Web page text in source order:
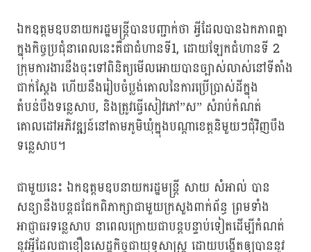
ឯកឧត្តមឧបនាយករដ្ឋមន្ត្រីបានបញ្ជាក់ថា អ្វីដែលបានឯកភាពគ្នា
ក្នុងកិច្ចប្រជុំនាពេលនេះគឺជាជំហានទី1, ដោយឡែកជំហានទី 2
ក្រុមការងារនឹងចុះទៅពិនិត្យមើលអោយបានច្បាស់លាស់នៅទីតាំង
ជាក់ស្តែង ហើយនឹងរៀបចំប្លង់គោលនៃការប្រើប្រាស់ដីក្នុង
តំបន់បឹងទន្លេសាប, និងត្រូវធ្វើសៀវភៅ”ស” សំរាប់កំណត់
គោលដៅអភិវឌ្ឍន៍នៅតាមភូមិឃុំក្នុងបណ្ដាខេត្តនិមួយៗជុំវិញបឹង
ទន្លេសាប។
ជាមួយនេះ ឯកឧត្តមឧបនាយករដ្ឋមន្ត្រី សាយ សំអាល់ បាន
សន្យានឹងបន្តជជែកពិភាក្សាជាមួយក្រសួងពាក់ព័ន្ធ ព្រមទាំង
អាជ្ញាធរទន្លេសាប នាពេលក្រោយជាបន្តបន្ទាប់ទៀតដើម្បីកំណត់
នូវអ្វីដែលជាខឿនសេដ្ឋកិច្ចជាយុទ្ធសាស្ត្រ ដោយបង្កើតឲ្យបាននូវ